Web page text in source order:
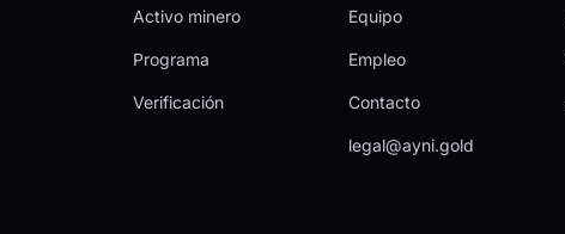
Activo minero
Programa
Verificación
Equipo
Empleo
Contacto
legal@ayni.gold